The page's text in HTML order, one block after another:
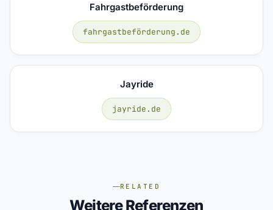
Fahrgastbeförderung
fahrgastbeförderung.de
Jayride
jayride.de
RELATED
Weitere Referenzen